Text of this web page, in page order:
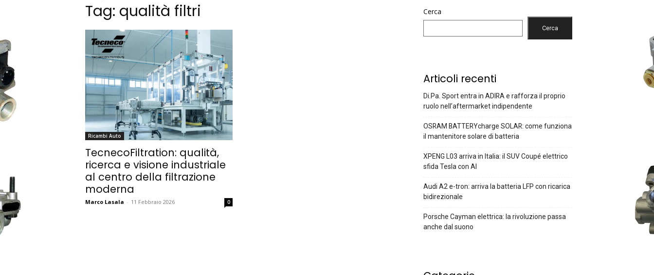
Tag: qualità filtri
Ricambi Auto
TecnecoFiltration: qualità,
ricerca e visione industriale
al centro della filtrazione
moderna
Marco Lasala - 11 Febbraio 2026 0
Cerca
Cerca
Articoli recenti
Di.Pa. Sport entra in ADIRA e rafforza il proprio
ruolo nell’aftermarket indipendente
OSRAM BATTERYcharge SOLAR: come funziona
il mantenitore solare di batteria
XPENG L03 arriva in Italia: il SUV Coupé elettrico
sfida Tesla con AI
Audi A2 e-tron: arriva la batteria LFP con ricarica
bidirezionale
Porsche Cayman elettrica: la rivoluzione passa
anche dal suono